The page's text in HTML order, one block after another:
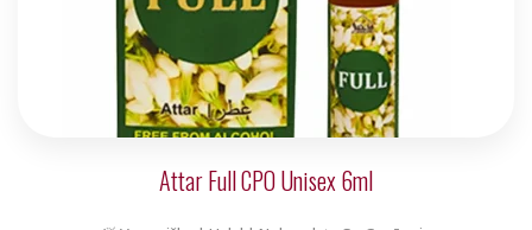
Attar Full CPO Unisex 6ml